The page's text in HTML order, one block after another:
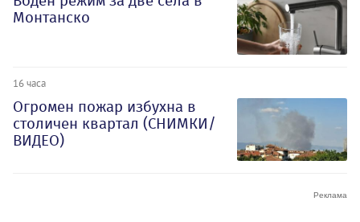
Монтанско
16 часа
Огромен пожар избухна в
столичен квартал (СНИМКИ/
ВИДЕО)